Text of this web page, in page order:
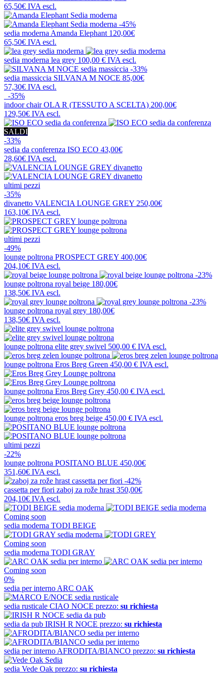
65,50€ IVA escl.
-45%
sedia modernaAmanda Elephant 120,00€
65,50€ IVA escl.
sedia moderna lea grey 100,00 € IVA escl.
-33%
sedia massiccia SILVANA M NOCE 85,00€
57,30€ IVA escl.
-35%
indoor chairOLA R (TESSUTO A SCELTA) 200,00€
129,50€ IVA escl.
SALDI
-33%
sedia da conferenza ISO ECO 43,00€
28,60€ IVA escl.
ultimi pezzi
-35%
divanetto VALENCIA LOUNGE GREY 250,00€
163,10€ IVA escl.
ultimi pezzi
-49%
lounge poltrona PROSPECT GREY 400,00€
204,10€ IVA escl.
-23%
lounge poltrona royal beige 180,00€
138,50€ IVA escl.
-23%
lounge poltrona royal grey 180,00€
138,50€ IVA escl.
lounge poltrona elite grey swivel 500,00 € IVA escl.
lounge poltrona Eros Breg Green 450,00 € IVA escl.
lounge poltrona Eros Breg Grey 450,00 € IVA escl.
lounge poltrona eros breg beige 450,00 € IVA escl.
ultimi pezzi
-22%
lounge poltrona POSITANO BLUE 450,00€
351,60€ IVA escl.
-42%
cassetta per fiori zaboj za rože hrast 350,00€
204,10€ IVA escl.
Coming soon
sedia moderna TODI BEIGE
Coming soon
sedia moderna TODI GRAY
Coming soon
0%
sedia per internoARC OAK
sedia rusticale CIAO NOCE prezzo: su richiesta
sedia da pub IRISH R NOCE prezzo: su richiesta
sedia per internoAFRODITA/BIANCO prezzo: su richiesta
sedia Vede Oak prezzo: su richiesta